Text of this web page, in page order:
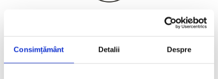
Consimțământ Detalii Despre